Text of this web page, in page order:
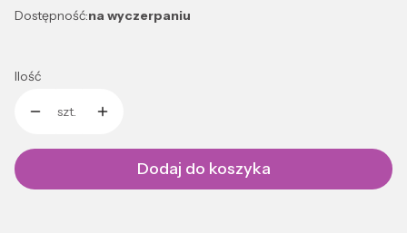
Dostępność:na wyczerpaniu
Ilość
szt.
Dodaj do koszyka